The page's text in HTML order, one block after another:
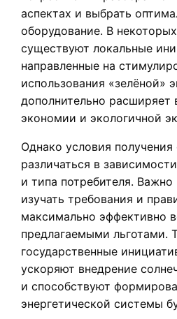
аспектах и выбрать
оборудование. В
существуют локальные
направленные на
использования «зелёной»
дополнительно расширяет
экономии и экологичной
Однако условия
различаться в
и типа потребителя. Важно
изучать требования и
максимально эффективно
предлагаемыми льготами.
государственные
ускоряют внедрение
и способствуют
энергетической системы